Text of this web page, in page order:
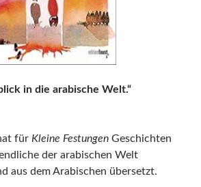
in die arabische Welt.“
für Kleine Festungen Geschichten
der arabischen Welt
aus dem Arabischen übersetzt.